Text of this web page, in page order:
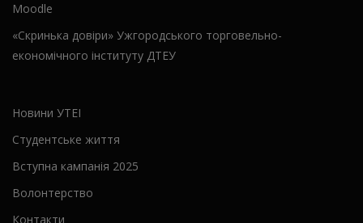
Moodle
«Скринька довіри» Ужгородського торговельно-
економічного інституту ДТЕУ
Новини УТЕІ
Студентське життя
Вступна кампанія 2025
Волонтерство
Контакти